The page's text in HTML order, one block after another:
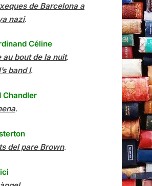
de Barcelona a
nazi.
Céline
au bout de la nuit.
band I.
Chandler
.
del pare Brown.